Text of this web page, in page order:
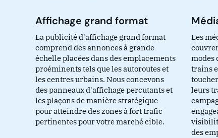
Affichage grand format
La publicité d'affichage grand format
comprend des annonces à grande
échelle placées dans des emplacements
proéminents tels que les autoroutes et
les centres urbains. Nous concevons
des panneaux d'affichage percutants et
les plaçons de manière stratégique
pour atteindre des zones à fort trafic
pertinentes pour votre marché cible.
Les
modes
trains
leurs
des